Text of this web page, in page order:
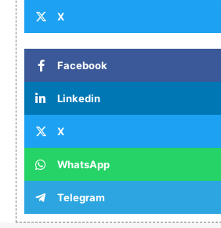
X
Facebook
Linkedin
X
WhatsApp
Telegram